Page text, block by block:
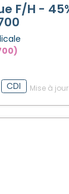
F/H -
CDI Mise à